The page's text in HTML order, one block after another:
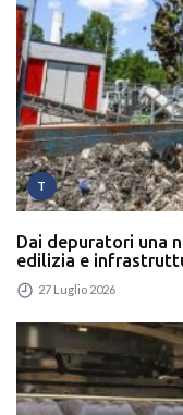
T
Dai depuratori una
edilizia e
27 Luglio 2026